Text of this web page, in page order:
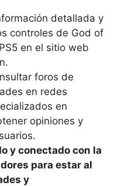
detallada y
controles de God of
en el sitio web
foros de
en redes
en
opiniones y
y conectado con la
para estar al
y